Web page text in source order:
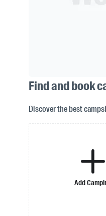
Find and book
Discover the best
Add